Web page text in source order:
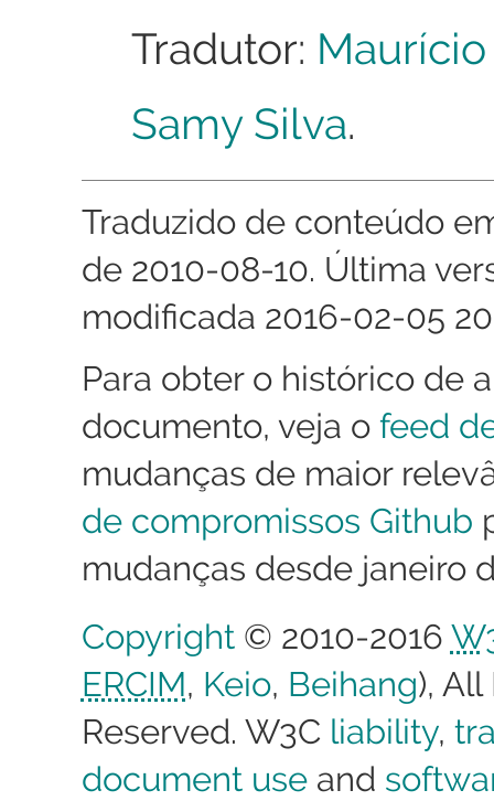
Tradutor: Maurício
Samy Silva.
Traduzido de conteúdo
de 2010-08-10. Última
modificada 2016-02-05
Para obter o histórico de
documento, veja o feed
mudanças de maior
de compromissos Github
mudanças desde janeiro
Copyright© 2010-2016
ERCIM, Keio, Beihang), All
Reserved. W3C liability,
document useand